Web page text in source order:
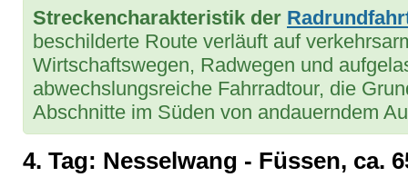
Streckencharakteristik der
beschilderte Route verläuft auf
Wirtschaftswegen, Radwegen und
abwechslungsreiche Fahrradtour, die
Abschnitte im Süden von andauerndem
4. Tag: Nesselwang - Füssen, ca.